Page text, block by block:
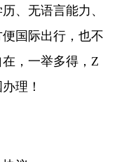
、无语言能力、
国际出行，也不
，一举多得，Z
理！